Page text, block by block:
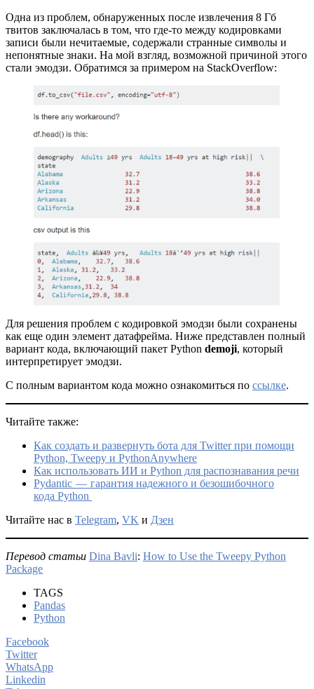
Одна из проблем, обнаруженных после извлечения 8 Гб
твитов заключалась в том, что где-то между кодировками
записи были нечитаемые, содержали странные символы и
непонятные знаки. На мой взгляд, возможной причиной этого
стали эмодзи. Обратимся за примером на StackOverflow:
Для решения проблем с кодировкой эмодзи были сохранены
как еще один элемент датафрейма. Ниже представлен полный
вариант кода, включающий пакет Python demoji, который
интерпретирует эмодзи.
С полным вариантом кода можно ознакомиться по ссылке.
Читайте также:
Как создать и развернуть бота для Twitter при помощи
Python, Tweepy и PythonAnywhere
Как использовать ИИ и Python для распознавания речи
Pydantic — гарантия надежного и безошибочного
кода Python
Читайте нас в Telegram, VK и Дзен
Перевод статьи Dina Bavli: How to Use the Tweepy Python
Package
TAGS
Pandas
Python
Facebook
Twitter
WhatsApp
Linkedin